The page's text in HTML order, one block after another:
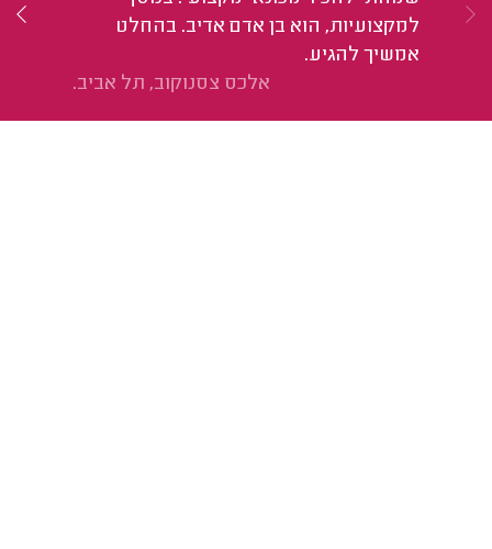
למקצועיות, הוא בן אדם אדיב. בהחלט
אמשיך להגיע.
אלכס צסנוקוב, תל אביב.